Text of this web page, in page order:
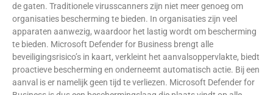
de gaten. Traditionele virusscanners zijn niet meer genoeg om
organisaties bescherming te bieden. In organisaties zijn veel
apparaten aanwezig, waardoor het lastig wordt om bescherming
te bieden. Microsoft Defender for Business brengt alle
beveiligingsrisico’s in kaart, verkleint het aanvalsoppervlakte, biedt
proactieve bescherming en onderneemt automatisch actie. Bij een
aanval is er namelijk geen tijd te verliezen. Microsoft Defender for